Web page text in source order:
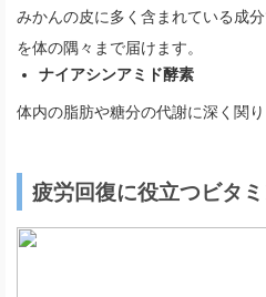
みかんの皮に多く含まれている成
を体の隅々まで届けます。
ナイアシンアミド酵素
体内の脂肪や糖分の代謝に深く関り
疲労回復に役立つビタミ